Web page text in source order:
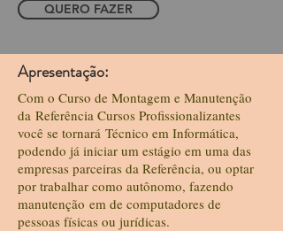
QUERO FAZER
Apresentação:
Com o Curso de Montagem e Manutenção
da Referência Cursos Profissionalizantes
você se tornará Técnico em Informática,
podendo já iniciar um estágio em uma das
empresas parceiras da Referência, ou optar
por trabalhar como autônomo, fazendo
manutenção em de computadores de
pessoas físicas ou jurídicas.